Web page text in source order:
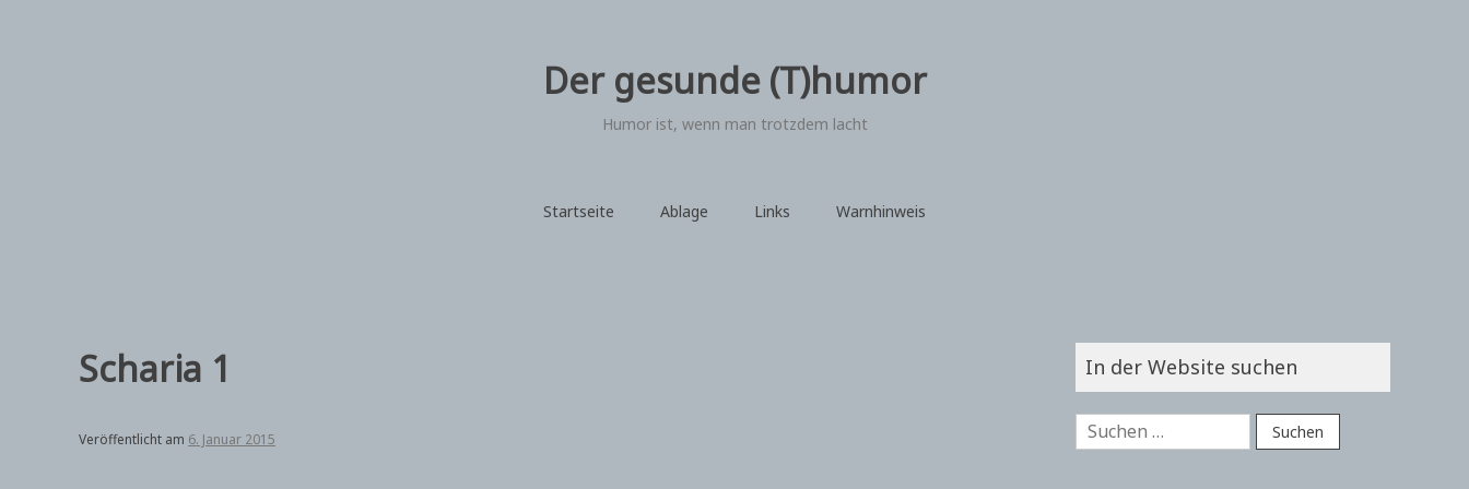
Der gesunde (T)humor
Humor ist, wenn man trotzdem lacht
Startseite Ablage Links Warnhinweis
Scharia 1
Veröffentlicht am 6. Januar 2015
In der Website suchen
Suchen
nach: